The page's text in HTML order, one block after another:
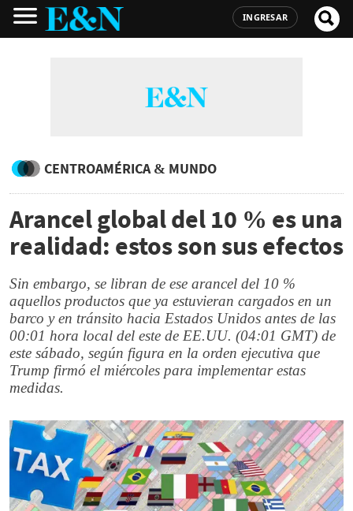
INGRESAR
CENTROAMÉRICA & MUNDO
Arancel global del 10 % es una
realidad: estos son sus efectos
Sin embargo, se libran de ese arancel del 10 %
aquellos productos que ya estuvieran cargados en un
barco y en tránsito hacia Estados Unidos antes de las
00:01 hora local del este de EE.UU. (04:01 GMT) de
este sábado, según figura en la orden ejecutiva que
Trump firmó el miércoles para implementar estas
medidas.